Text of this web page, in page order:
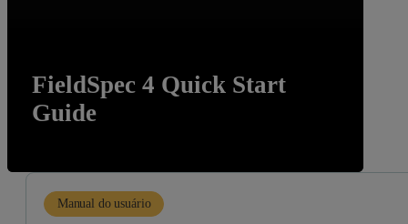
FieldSpec 4 Quick Start
Guide
Manual do usuário